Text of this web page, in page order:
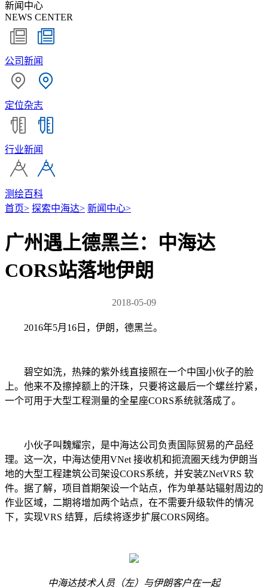
新闻中心
NEWS CENTER
公司新闻
定位杂志
行业新闻
测绘百科
首页> 探索中海达> 新闻中心>
广州遇上德黑兰：中海达
CORS站落地伊朗
2018-05-09
2016年5月16日，伊朗，德黑兰。
碧空如洗，热辣的紫外线直接照在一个中国小伙子的脸
上。他来不及擦掉额上的汗珠，只要将这最后一个螺丝拧紧，
一个可用于大型工程测量的全星座CORS系统就落成了。
小伙子叫魏耀宗，是中海达公司负责国际贸易的产品经
理。这一次，中海达使用VNet 接收机和扼流圈天线为伊朗当
地的大型工程建筑公司架设CORS系统，并安装ZNetVRS 软
件。据了解，项目首期架设一个站点，作为单基站辐射周边的
作业区域，二期将增加两个站点，在不需要升级软件的情况
下，实现VRS 结算，后续将逐步扩展CORS网络。
中海达技术人员（左）与伊朗客户在一起